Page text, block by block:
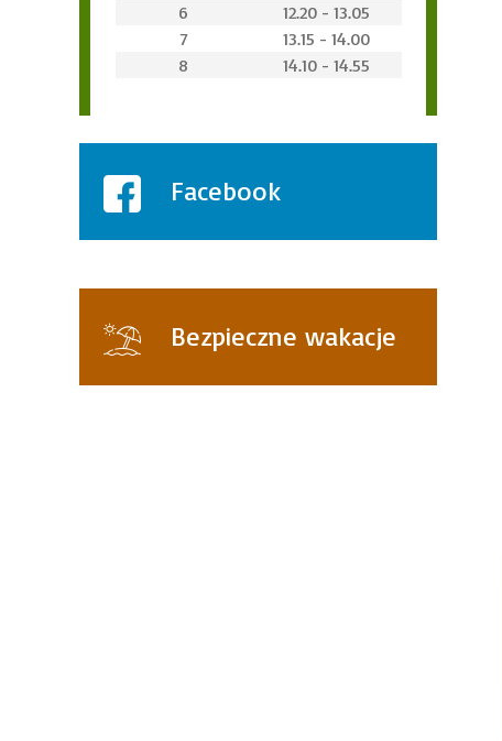
6
12.20 - 13.05
7
13.15 - 14.00
8
14.10 - 14.55
Facebook
Bezpieczne wakacje